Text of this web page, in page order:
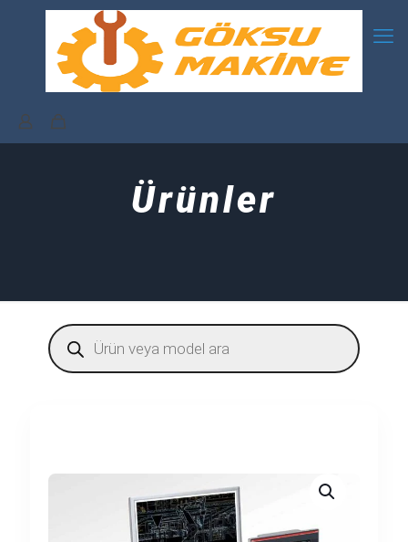
Ürünler
Products
search